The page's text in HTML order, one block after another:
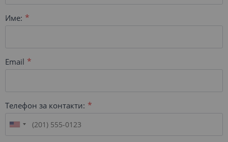
Име:
Email
Телефон за контакти: